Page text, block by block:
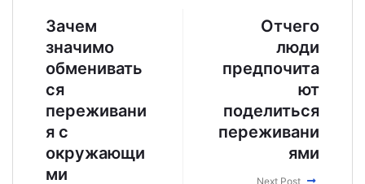
Зачем
значимо
обменивать
ся
переживани
я с
окружающи
ми
Отчего
люди
предпочита
ют
поделиться
переживани
ями
Next Post